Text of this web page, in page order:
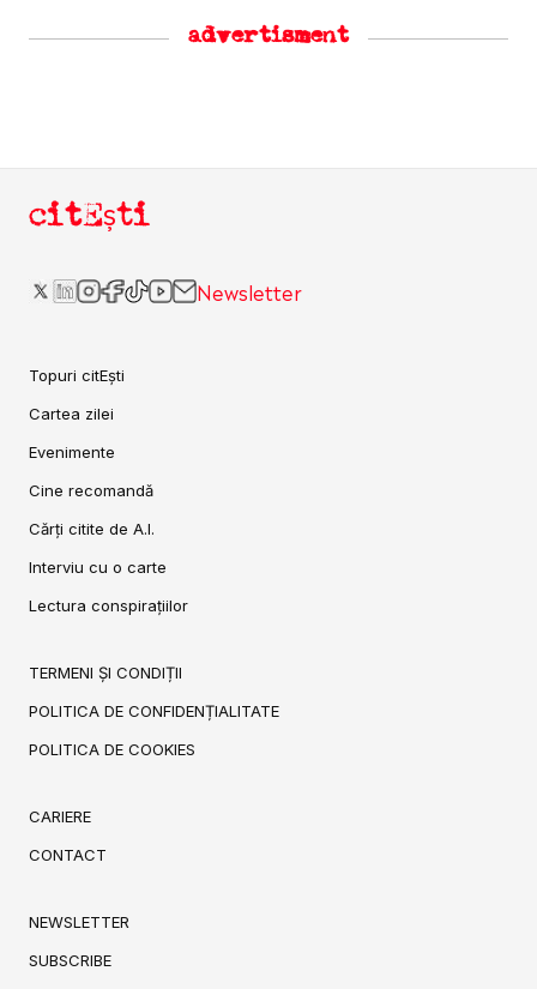
advertisment
citEști
Newsletter
Topuri citEști
Cartea zilei
Evenimente
Cine recomandă
Cărți citite de A.I.
Interviu cu o carte
Lectura conspirațiilor
TERMENI ȘI CONDIȚII
POLITICA DE CONFIDENȚIALITATE
POLITICA DE COOKIES
CARIERE
CONTACT
NEWSLETTER
SUBSCRIBE